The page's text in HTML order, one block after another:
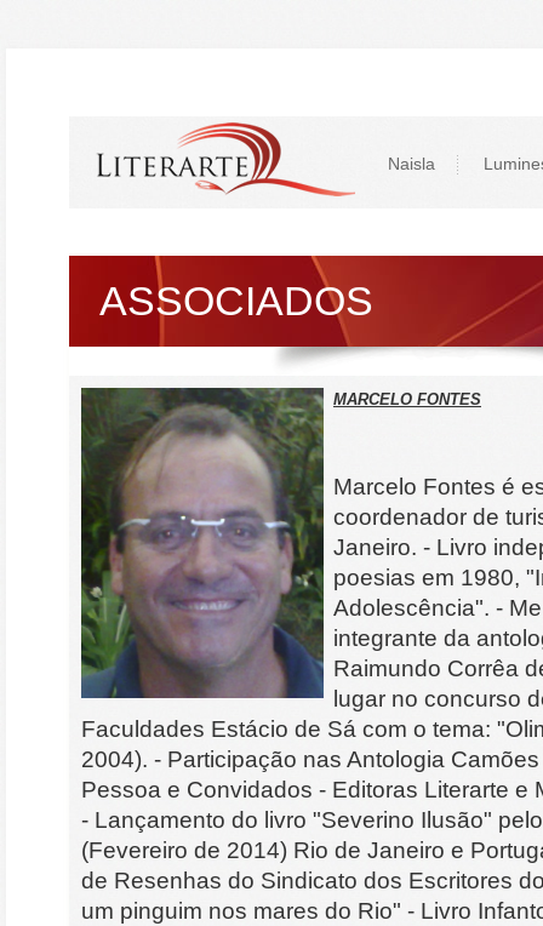
Naisla
ASSOCIADOS
MARCELO FONTES
Marcelo Fontes é
coordenador de
Janeiro. - Livro
poesias em 1980,
Adolescência". -
integrante da
Raimundo Corrêa
lugar no concurso
Faculdades Estácio de Sá com o tema:
2004). - Participação nas Antologia
Pessoa e Convidados - Editoras Literarte e
- Lançamento do livro "Severino Ilusão"
(Fevereiro de 2014) Rio de Janeiro e
de Resenhas do Sindicato dos Escritores
um pinguim nos mares do Rio" - Livro